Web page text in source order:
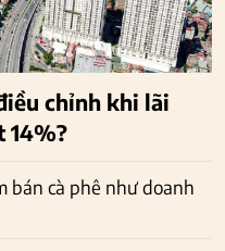
chỉnh khi lãi
14%?
bán cà phê như doanh